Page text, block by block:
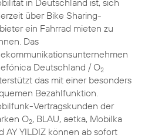
in Deutschland ist, sich
über Bike Sharing-
ein Fahrrad mieten zu
Das
Deutschland / O2
das mit einer besonders
Bezahlfunktion.
Vertragskunden der
O2, BLAU, aetka, Mobilka
AY YILDIZ können ab sofort